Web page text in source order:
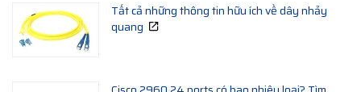
Tất cả những thông tin hữu ích về dây nhảy
quang